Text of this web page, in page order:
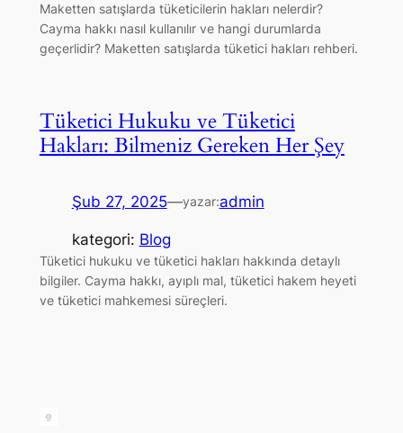
Maketten satışlarda tüketicilerin hakları nelerdir?
Cayma hakkı nasıl kullanılır ve hangi durumlarda
geçerlidir? Maketten satışlarda tüketici hakları rehberi.
Tüketici Hukuku ve Tüketici
Hakları: Bilmeniz Gereken Her Şey
Şub 27, 2025—yazar:admin
kategori: Blog
Tüketici hukuku ve tüketici hakları hakkında detaylı
bilgiler. Cayma hakkı, ayıplı mal, tüketici hakem heyeti
ve tüketici mahkemesi süreçleri.